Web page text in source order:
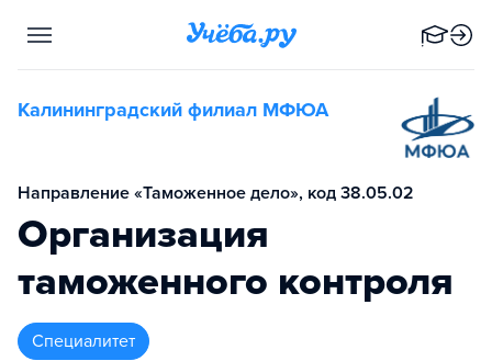
Калининградский филиал МФЮА
Направление «Таможенное дело», код 38.05.02
Организация
таможенного контроля
специалитет